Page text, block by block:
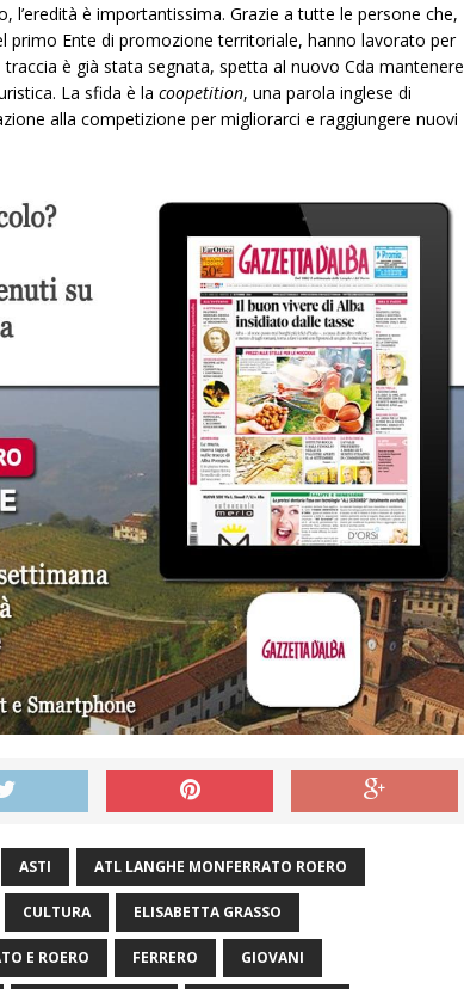
l’eredità è importantissima. Grazie a tutte le persone che,
primo Ente di promozione territoriale, hanno lavorato per
è già stata segnata, spetta al nuovo Cda mantenere
La sfida è la coopetition, una parola inglese di
alla competizione per migliorarci e raggiungere nuovi
ASTI ATL LANGHE MONFERRATO ROERO
CULTURA ELISABETTA GRASSO
E ROERO FERRERO GIOVANI